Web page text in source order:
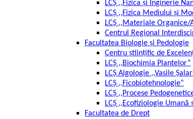
LCȘ ,,Fizica și Inginerie
LCȘ ,,Fizica Mediului și
LCȘ ,,Materiale
Centrul Regional
Facultatea Biologie și Pedologie
Centru științific de
LCȘ ,,Biochimia Plantelor”
LCȘ Algologie ,,Vasile
LCȘ ,,Ficobiotehnologie”
LCȘ ,,Procese
LCȘ ,,Ecofiziologie Umană
Facultatea de Drept